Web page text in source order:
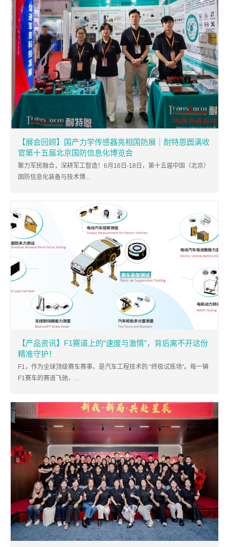
【展会回顾】国产力学传感器亮相国防展｜耐特恩圆满收
官第十五届北京国防信息化博览会
聚力军民融合，深耕军工智造！6月16日-18日，第十五届中国（北京）
国防信息化装备与技术博...
【产品资讯】F1赛道上的“速度与激情”，背后离不开这份
精准守护！
F1，作为全球顶级赛车赛事，是汽车工程技术的 “终极试炼场”。每一辆
F1赛车的赛道飞驰，...